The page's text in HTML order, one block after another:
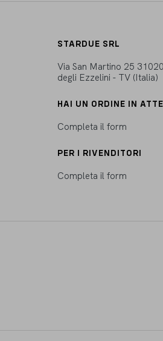
STARDUE SRL
Via San Martino 25
degli Ezzelini - TV (Italia)
HAI UN ORDINE IN
Completa il form
PER I RIVENDITORI
Completa il form